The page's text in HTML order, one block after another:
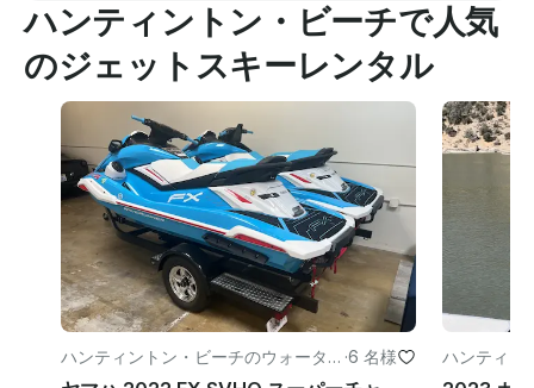
ハンティントン・ビーチで人気
のジェットスキーレンタル
ハンティントン・ビーチのウォーター
スポーツ
·6 名様
ハンティン
スポーツ